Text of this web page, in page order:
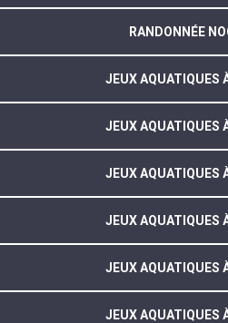
RANDONNÉE
JEUX AQUATIQUES
JEUX AQUATIQUES
JEUX AQUATIQUES
JEUX AQUATIQUES
JEUX AQUATIQUES
JEUX AQUATIQUES